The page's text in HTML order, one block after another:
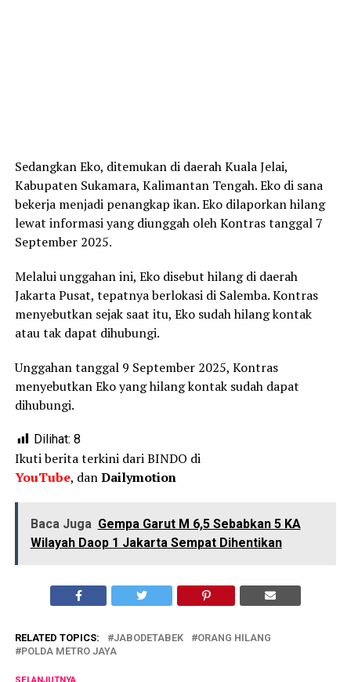
Sedangkan Eko, ditemukan di daerah Kuala Jelai,
Kabupaten Sukamara, Kalimantan Tengah. Eko di sana
bekerja menjadi penangkap ikan. Eko dilaporkan hilang
lewat informasi yang diunggah oleh Kontras tanggal 7
September 2025.
Melalui unggahan ini, Eko disebut hilang di daerah
Jakarta Pusat, tepatnya berlokasi di Salemba. Kontras
menyebutkan sejak saat itu, Eko sudah hilang kontak
atau tak dapat dihubungi.
Unggahan tanggal 9 September 2025, Kontras
menyebutkan Eko yang hilang kontak sudah dapat
dihubungi.
Dilihat: 8
Ikuti berita terkini dari BINDO di
YouTube, danDailymotion
Baca Juga Gempa Garut M 6,5 Sebabkan 5 KA
Wilayah Daop 1 Jakarta Sempat Dihentikan
RELATED TOPICS: JABODETABEK
ORANG HILANG
POLDA METRO JAYA